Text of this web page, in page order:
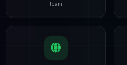
team